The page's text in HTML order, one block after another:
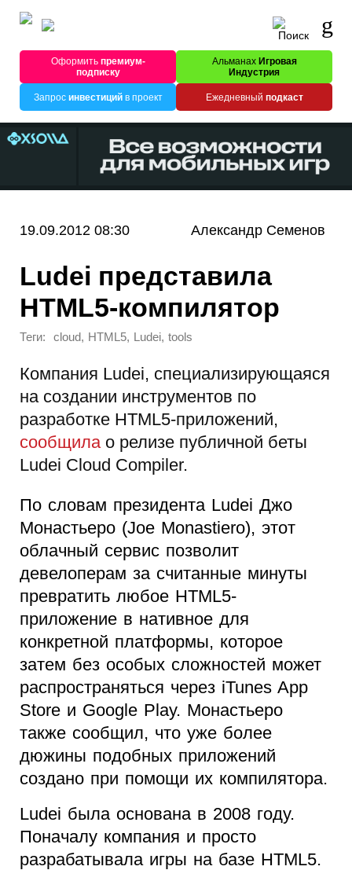
Оформитьпремиум-
подписку
Альманах Игровая
Индустрия
Запрос инвестицийв проект Ежедневный подкаст
19.09.2012 08:30 Александр Семенов
Ludei представила
HTML5-компилятор
Теги: cloud, HTML5, Ludei, tools
Компания Ludei, специализирующаяся
на создании инструментов по
разработке HTML5-приложений,
сообщила о релизе публичной беты
Ludei Cloud Compiler.
По словам президента Ludei Джо
Монастьеро (Joe Monastiero), этот
облачный сервис позволит
девелоперам за считанные минуты
превратить любое HTML5-
приложение в нативное для
конкретной платформы, которое
затем без особых сложностей может
распространяться через iTunes App
Store и Google Play. Монастьеро
также сообщил, что уже более
дюжины подобных приложений
создано при помощи их компилятора.
Ludei была основана в 2008 году.
Поначалу компания и просто
разрабатывала игры на базе HTML5.